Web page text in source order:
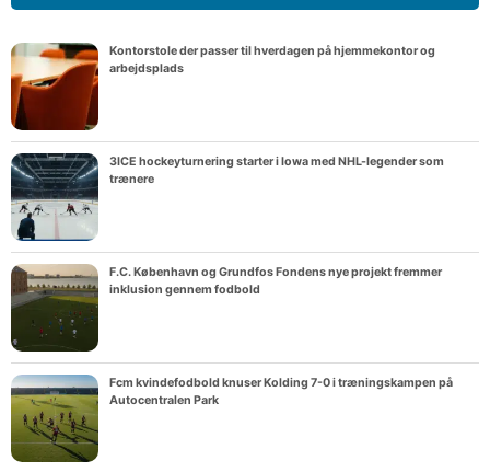
Kontorstole der passer til hverdagen på hjemmekontor og
arbejdsplads
3ICE hockeyturnering starter i Iowa med NHL-legender som
trænere
F.C. København og Grundfos Fondens nye projekt fremmer
inklusion gennem fodbold
Fcm kvindefodbold knuser Kolding 7-0 i træningskampen på
Autocentralen Park